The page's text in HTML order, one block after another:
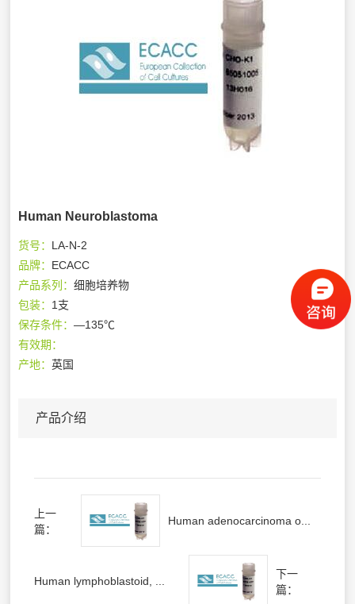
Human Neuroblastoma
货号： LA-N-2
品牌： ECACC
产品系列：细胞培养物
包装： 1支
保存条件：—135℃
有效期：
产地：英国
产品介绍
上一
篇：
Human adenocarcinoma o...
Human lymphoblastoid, ...
下一
篇：